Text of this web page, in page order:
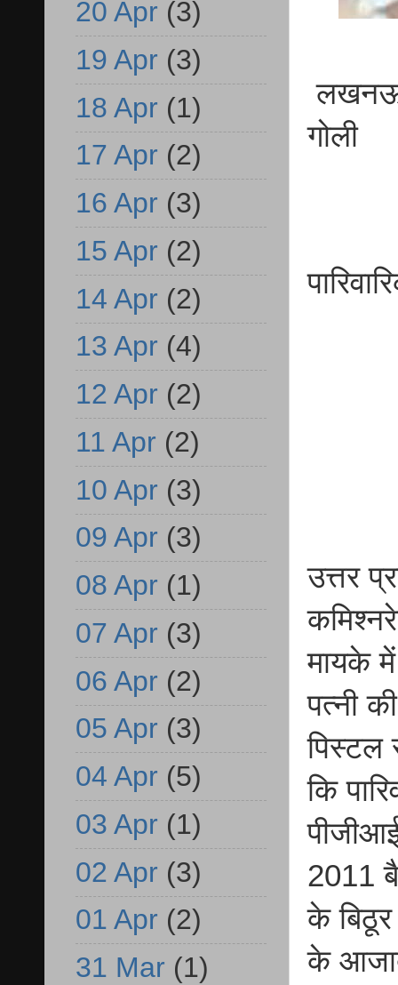
लखनऊ
गोली
उत्तर
मायके में
पत्नी
पिस्टल
कि
2011
के
के
20 Apr (3)
19 Apr (3)
18 Apr (1)
17 Apr (2)
16 Apr (3)
15 Apr (2)
14 Apr (2)
13 Apr (4)
12 Apr (2)
11 Apr (2)
10 Apr (3)
09 Apr (3)
08 Apr (1)
07 Apr (3)
06 Apr (2)
05 Apr (3)
04 Apr (5)
03 Apr (1)
02 Apr (3)
01 Apr (2)
31 Mar (1)